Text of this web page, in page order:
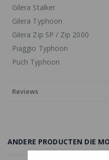
Gilera Stalker
Gilera Typhoon
Gilera Zip SP / Zip 2000
Piaggio Typhoon
Puch Typhoon
Reviews
ANDERE PRODUCTEN DIE